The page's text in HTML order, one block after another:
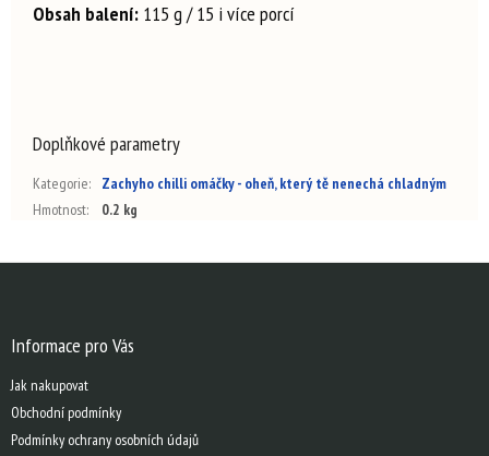
Obsah balení: 115 g / 15 i více porcí
Doplňkové parametry
Kategorie:
Zachyho chilli omáčky - oheň, který tě nenechá chladným
Hmotnost: 0.2 kg
Informace pro Vás
Jak nakupovat
Obchodní podmínky
Podmínky ochrany osobních údajů